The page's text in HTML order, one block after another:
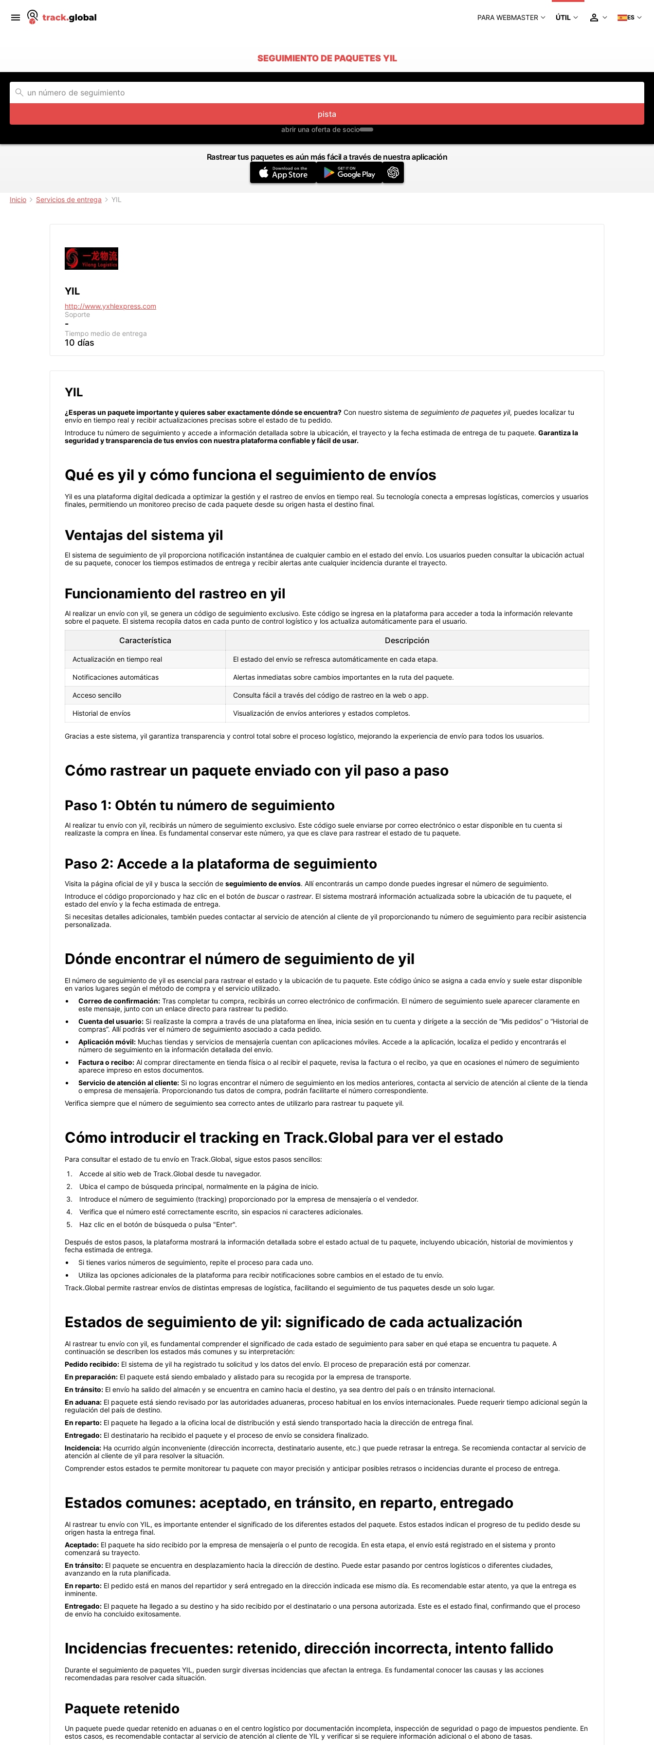
PARA WEBMASTER ÚTIL ES
SEGUIMIENTO DE PAQUETES YIL
pista
abrir una oferta de socio
Rastrear tus paquetes es aún más fácil a través de nuestra aplicación
Inicio Servicios de entrega YIL
YIL
http://www.yxhlexpress.com
Soporte
-
Tiempo medio de entrega
10 días
YIL
¿Esperas un paquete importante y quieres saber exactamente dónde se encuentra? Con nuestro sistema de seguimiento de paquetes yil, puedes localizar tu
envío en tiempo real y recibir actualizaciones precisas sobre el estado de tu pedido.
Introduce tu número de seguimiento y accede a información detallada sobre la ubicación, el trayecto y la fecha estimada de entrega de tu paquete. Garantiza la
seguridad y transparencia de tus envíos con nuestra plataforma confiable y fácil de usar.
Qué es yil y cómo funciona el seguimiento de envíos
Yil es una plataforma digital dedicada a optimizar la gestión y el rastreo de envíos en tiempo real. Su tecnología conecta a empresas logísticas, comercios y usuarios
finales, permitiendo un monitoreo preciso de cada paquete desde su origen hasta el destino final.
Ventajas del sistema yil
El sistema de seguimiento de yil proporciona notificación instantánea de cualquier cambio en el estado del envío. Los usuarios pueden consultar la ubicación actual
de su paquete, conocer los tiempos estimados de entrega y recibir alertas ante cualquier incidencia durante el trayecto.
Funcionamiento del rastreo en yil
Al realizar un envío con yil, se genera un código de seguimiento exclusivo. Este código se ingresa en la plataforma para acceder a toda la información relevante
sobre el paquete. El sistema recopila datos en cada punto de control logístico y los actualiza automáticamente para el usuario.
Característica Descripción
Actualización en tiempo real El estado del envío se refresca automáticamente en cada etapa.
Notificaciones automáticas Alertas inmediatas sobre cambios importantes en la ruta del paquete.
Acceso sencillo Consulta fácil a través del código de rastreo en la web o app.
Historial de envíos Visualización de envíos anteriores y estados completos.
Gracias a este sistema, yil garantiza transparencia y control total sobre el proceso logístico, mejorando la experiencia de envío para todos los usuarios.
Cómo rastrear un paquete enviado con yil paso a paso
Paso 1: Obtén tu número de seguimiento
Al realizar tu envío con yil, recibirás un número de seguimiento exclusivo. Este código suele enviarse por correo electrónico o estar disponible en tu cuenta si
realizaste la compra en línea. Es fundamental conservar este número, ya que es clave para rastrear el estado de tu paquete.
Paso 2: Accede a la plataforma de seguimiento
Visita la página oficial de yil y busca la sección de seguimiento de envíos. Allí encontrarás un campo donde puedes ingresar el número de seguimiento.
Introduce el código proporcionado y haz clic en el botón de buscaro rastrear. El sistema mostrará información actualizada sobre la ubicación de tu paquete, el
estado del envío y la fecha estimada de entrega.
Si necesitas detalles adicionales, también puedes contactar al servicio de atención al cliente de yil proporcionando tu número de seguimiento para recibir asistencia
personalizada.
Dónde encontrar el número de seguimiento de yil
El número de seguimiento de yil es esencial para rastrear el estado y la ubicación de tu paquete. Este código único se asigna a cada envío y suele estar disponible
en varios lugares según el método de compra y el servicio utilizado.
Correo de confirmación: Tras completar tu compra, recibirás un correo electrónico de confirmación. El número de seguimiento suele aparecer claramente en
este mensaje, junto con un enlace directo para rastrear tu pedido.
Cuenta del usuario: Si realizaste la compra a través de una plataforma en línea, inicia sesión en tu cuenta y dirígete a la sección de “Mis pedidos” o “Historial de
compras”. Allí podrás ver el número de seguimiento asociado a cada pedido.
Aplicación móvil: Muchas tiendas y servicios de mensajería cuentan con aplicaciones móviles. Accede a la aplicación, localiza el pedido y encontrarás el
número de seguimiento en la información detallada del envío.
Factura o recibo: Al comprar directamente en tienda física o al recibir el paquete, revisa la factura o el recibo, ya que en ocasiones el número de seguimiento
aparece impreso en estos documentos.
Servicio de atención al cliente: Si no logras encontrar el número de seguimiento en los medios anteriores, contacta al servicio de atención al cliente de la tienda
o empresa de mensajería. Proporcionando tus datos de compra, podrán facilitarte el número correspondiente.
Verifica siempre que el número de seguimiento sea correcto antes de utilizarlo para rastrear tu paquete yil.
Cómo introducir el tracking en Track.Global para ver el estado
Para consultar el estado de tu envío en Track.Global, sigue estos pasos sencillos:
Accede al sitio web de Track.Global desde tu navegador.
Ubica el campo de búsqueda principal, normalmente en la página de inicio.
Introduce el número de seguimiento (tracking) proporcionado por la empresa de mensajería o el vendedor.
Verifica que el número esté correctamente escrito, sin espacios ni caracteres adicionales.
Haz clic en el botón de búsqueda o pulsa "Enter".
Después de estos pasos, la plataforma mostrará la información detallada sobre el estado actual de tu paquete, incluyendo ubicación, historial de movimientos y
fecha estimada de entrega.
Si tienes varios números de seguimiento, repite el proceso para cada uno.
Utiliza las opciones adicionales de la plataforma para recibir notificaciones sobre cambios en el estado de tu envío.
Track.Global permite rastrear envíos de distintas empresas de logística, facilitando el seguimiento de tus paquetes desde un solo lugar.
Estados de seguimiento de yil: significado de cada actualización
Al rastrear tu envío con yil, es fundamental comprender el significado de cada estado de seguimiento para saber en qué etapa se encuentra tu paquete. A
continuación se describen los estados más comunes y su interpretación:
Pedido recibido: El sistema de yil ha registrado tu solicitud y los datos del envío. El proceso de preparación está por comenzar.
En preparación: El paquete está siendo embalado y alistado para su recogida por la empresa de transporte.
En tránsito: El envío ha salido del almacén y se encuentra en camino hacia el destino, ya sea dentro del país o en tránsito internacional.
En aduana: El paquete está siendo revisado por las autoridades aduaneras, proceso habitual en los envíos internacionales. Puede requerir tiempo adicional según la
regulación del país de destino.
En reparto: El paquete ha llegado a la oficina local de distribución y está siendo transportado hacia la dirección de entrega final.
Entregado: El destinatario ha recibido el paquete y el proceso de envío se considera finalizado.
Incidencia: Ha ocurrido algún inconveniente (dirección incorrecta, destinatario ausente, etc.) que puede retrasar la entrega. Se recomienda contactar al servicio de
atención al cliente de yil para resolver la situación.
Comprender estos estados te permite monitorear tu paquete con mayor precisión y anticipar posibles retrasos o incidencias durante el proceso de entrega.
Estados comunes: aceptado, en tránsito, en reparto, entregado
Al rastrear tu envío con YIL, es importante entender el significado de los diferentes estados del paquete. Estos estados indican el progreso de tu pedido desde su
origen hasta la entrega final.
Aceptado: El paquete ha sido recibido por la empresa de mensajería o el punto de recogida. En esta etapa, el envío está registrado en el sistema y pronto
comenzará su trayecto.
En tránsito: El paquete se encuentra en desplazamiento hacia la dirección de destino. Puede estar pasando por centros logísticos o diferentes ciudades,
avanzando en la ruta planificada.
En reparto: El pedido está en manos del repartidor y será entregado en la dirección indicada ese mismo día. Es recomendable estar atento, ya que la entrega es
inminente.
Entregado: El paquete ha llegado a su destino y ha sido recibido por el destinatario o una persona autorizada. Este es el estado final, confirmando que el proceso
de envío ha concluido exitosamente.
Incidencias frecuentes: retenido, dirección incorrecta, intento fallido
Durante el seguimiento de paquetes YIL, pueden surgir diversas incidencias que afectan la entrega. Es fundamental conocer las causas y las acciones
recomendadas para resolver cada situación.
Paquete retenido
Un paquete puede quedar retenido en aduanas o en el centro logístico por documentación incompleta, inspección de seguridad o pago de impuestos pendiente. En
estos casos, es recomendable contactar al servicio de atención al cliente de YIL y verificar si se requiere información adicional o el abono de tasas.